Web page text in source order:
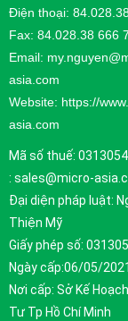
Điện thoại:
Fax: 84.028.38 666
Email:
asia.com
Website: https://
asia.com
Mã số thuế:
: sales@micro-
Đại diện pháp luật:
Thiện Mỹ
Giấy phép số:
Ngày cấp:06/05/2021
Nơi cấp: Sở Kế
Tư Tp Hồ Chí Minh